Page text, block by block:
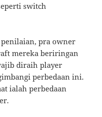
switch
pra owner
mereka beriringan
diraih player
perbedaan ini.
ialah perbedaan